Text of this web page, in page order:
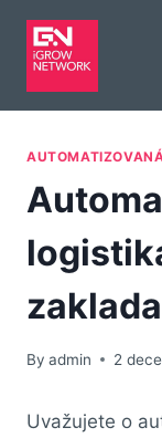
By admin 2
Uvažujete o